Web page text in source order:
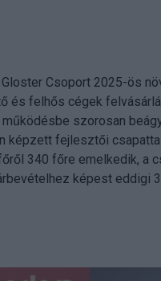
Csoport 2025-ös
és felhős cégek
szorosan
képzett fejlesztői
340 főre emelkedik, a
képest eddigi